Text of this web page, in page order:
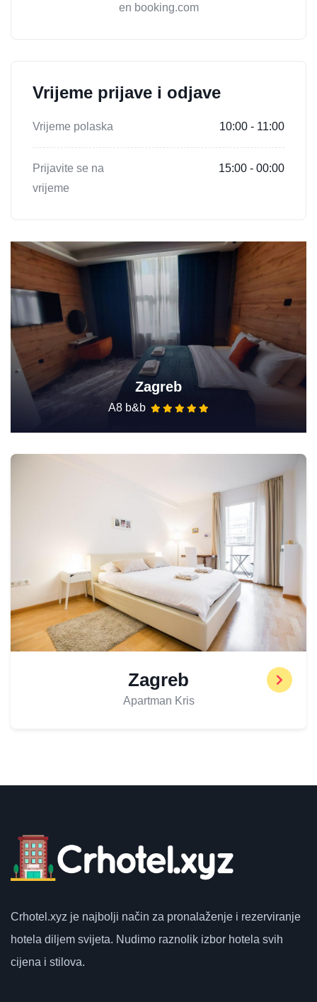
en booking.com
Vrijeme prijave i odjave
Vrijeme polaska 10:00 - 11:00
Prijavite se na
vrijeme
15:00 - 00:00
Zagreb
A8 b&b
Zagreb
Apartman Kris
Crhotel.xyz je najbolji način za pronalaženje i rezerviranje
hotela diljem svijeta. Nudimo raznolik izbor hotela svih
cijena i stilova.